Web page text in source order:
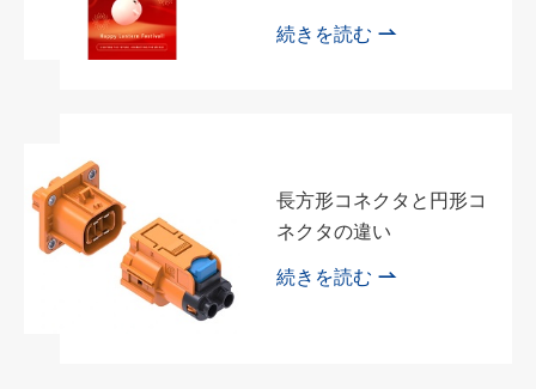
続きを読む 
長方形コネクタと円形コ
ネクタの違い
続きを読む 